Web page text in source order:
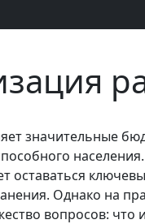
значительные
оставаться
Однако на
вопросов: что